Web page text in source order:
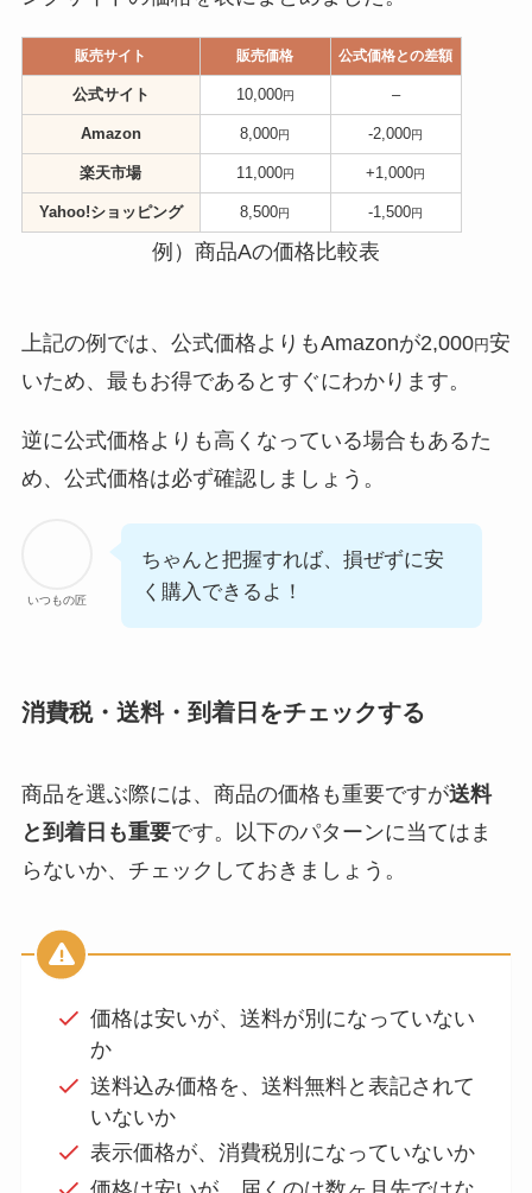
販売サイト 販売価格 公式価格との差額
公式サイト 10,000円 –
Amazon 8,000円 -2,000円
楽天市場 11,000円 +1,000円
Yahoo!ショッピング 8,500円 -1,500円
例）商品Aの価格比較表
上記の例では、公式価格よりもAmazonが2,000円安
いため、最もお得であるとすぐにわかります。
逆に公式価格よりも高くなっている場合もあるた
め、公式価格は必ず確認しましょう。
いつもの匠
ちゃんと把握すれば、損ぜずに安
く購入できるよ！
消費税・送料・到着日をチェックする
商品を選ぶ際には、商品の価格も重要ですが送料
と到着日も重要です。以下のパターンに当てはま
らないか、チェックしておきましょう。
価格は安いが、送料が別になっていない
か
送料込み価格を、送料無料と表記されて
いないか
表示価格が、消費税別になっていないか